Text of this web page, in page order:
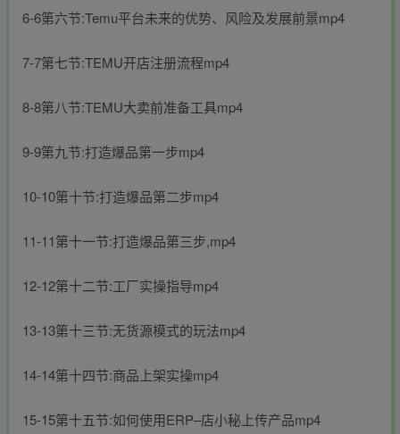
6-6第六节:Temu平台未来的优势、风险及发展前景mp4
7-7第七节:TEMU开店注册流程mp4
8-8第八节:TEMU大卖前准备工具mp4
9-9第九节:打造爆品第一步mp4
10-10第十节:打造爆品第二步mp4
11-11第十一节:打造爆品第三步,mp4
12-12第十二节:工厂实操指导mp4
13-13第十三节:无货源模式的玩法mp4
14-14第十四节:商品上架实操mp4
15-15第十五节:如何使用ERP–店小秘上传产品mp4